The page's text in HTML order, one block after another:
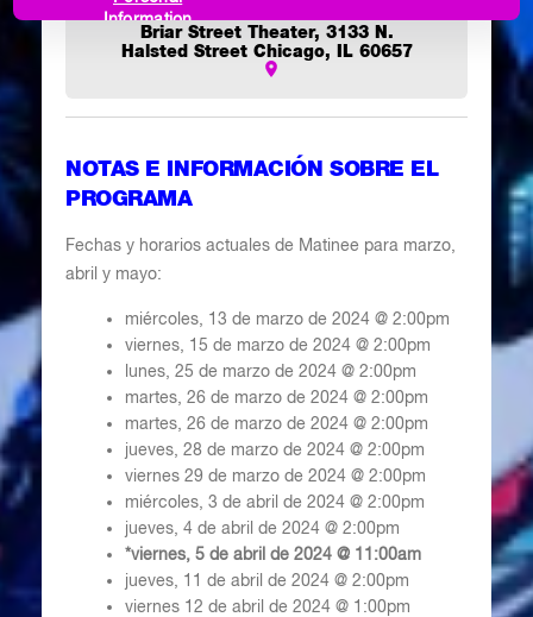
Briar Street Theater, 3133 N.
Halsted Street Chicago, IL 60657
NOTAS E INFORMACIÓN SOBRE EL
PROGRAMA
Fechas y horarios actuales de Matinee para marzo,
abril y mayo:
miércoles, 13 de marzo de 2024 @ 2:00pm
viernes, 15 de marzo de 2024 @ 2:00pm
lunes, 25 de marzo de 2024 @ 2:00pm
martes, 26 de marzo de 2024 @ 2:00pm
martes, 26 de marzo de 2024 @ 2:00pm
jueves, 28 de marzo de 2024 @ 2:00pm
viernes 29 de marzo de 2024 @ 2:00pm
miércoles, 3 de abril de 2024 @ 2:00pm
jueves, 4 de abril de 2024 @ 2:00pm
*viernes, 5 de abril de 2024 @ 11:00am
jueves, 11 de abril de 2024 @ 2:00pm
viernes 12 de abril de 2024 @ 1:00pm
Information